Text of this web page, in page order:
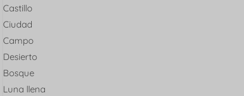
Castillo
Ciudad
Campo
Desierto
Bosque
Luna llena